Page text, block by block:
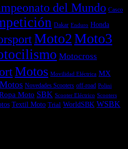
del Mundo Casco
Dakar Enduro Honda
Moto2Moto3
Motocross
Motos Movilidad Eléctrica MX
Novedades Scooters off-road Polini
Moto SBK Scooter Eléctrico Scooters
Textil Moto Trial WorldSBK WSBK